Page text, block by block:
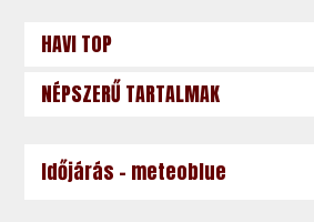
HAVI TOP
NÉPSZERŰ TARTALMAK
Időjárás - meteoblue